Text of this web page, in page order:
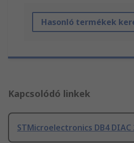
Hasonló termékek
Kapcsolódó linkek
STMicroelectronics DB4